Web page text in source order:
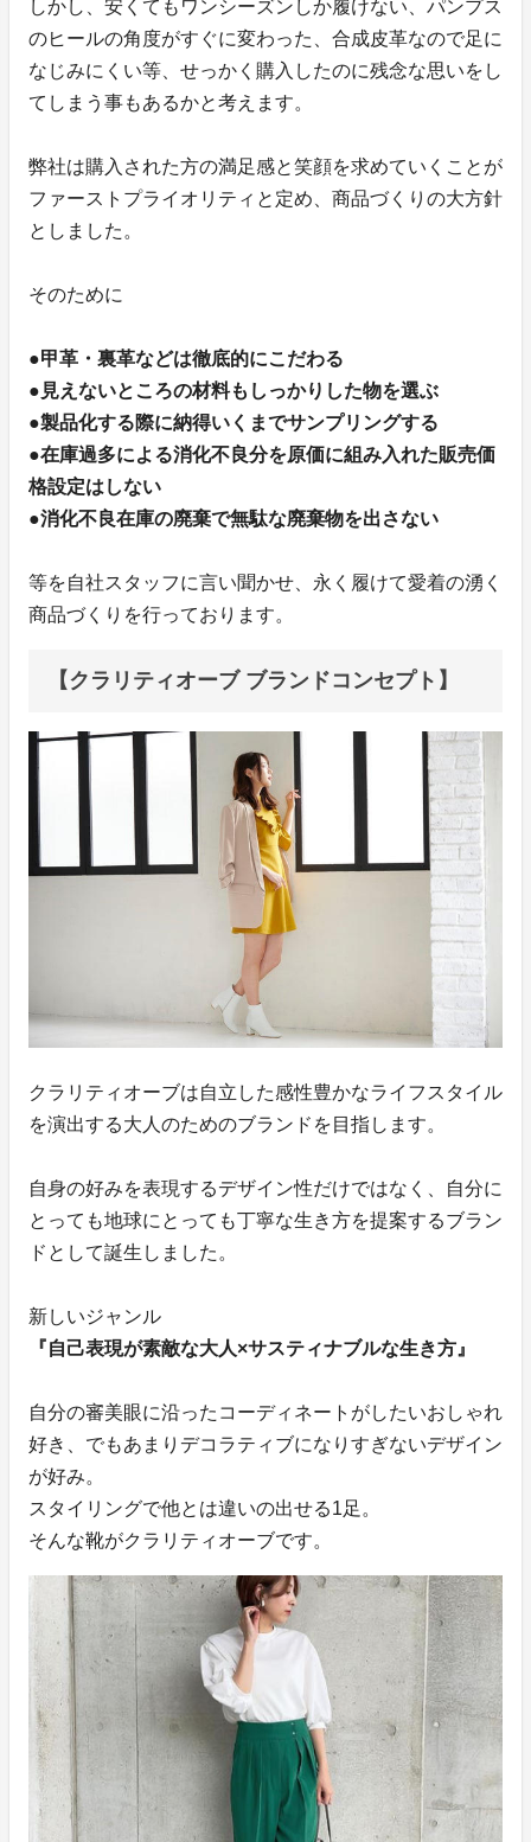
しかし、安くてもワンシーズンしか履けない、パンプス
のヒールの角度がすぐに変わった、合成皮革なので足に
なじみにくい等、せっかく購入したのに残念な思いをし
てしまう事もあるかと考えます。
弊社は購入された方の満足感と笑顔を求めていくことが
ファーストプライオリティと定め、商品づくりの大方針
としました。
そのために
●甲革・裏革などは徹底的にこだわる
●見えないところの材料もしっかりした物を選ぶ
●製品化する際に納得いくまでサンプリングする
●在庫過多による消化不良分を原価に組み入れた販売価
格設定はしない
●消化不良在庫の廃棄で無駄な廃棄物を出さない
等を自社スタッフに言い聞かせ、永く履けて愛着の湧く
商品づくりを行っております。
【クラリティオーブ ブランドコンセプト】
クラリティオーブは自立した感性豊かなライフスタイル
を演出する大人のためのブランドを目指します。
自身の好みを表現するデザイン性だけではなく、自分に
とっても地球にとっても丁寧な生き方を提案するブラン
ドとして誕生しました。
新しいジャンル
『自己表現が素敵な大人×サスティナブルな生き方』
自分の審美眼に沿ったコーディネートがしたいおしゃれ
好き、でもあまりデコラティブになりすぎないデザイン
が好み。
スタイリングで他とは違いの出せる1足。
そんな靴がクラリティオーブです。